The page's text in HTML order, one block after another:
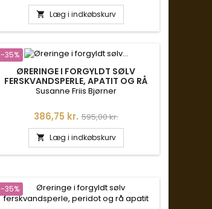
 Læg i indkøbskurv
-35%
ØRERINGE I FORGYLDT SØLV
FERSKVANDSPERLE, APATIT OG RÅ
PERIDOT
Susanne Friis Bjørner
Pris
386,75 kr. Normalpris
595,00 kr.
 Læg i indkøbskurv
-35%